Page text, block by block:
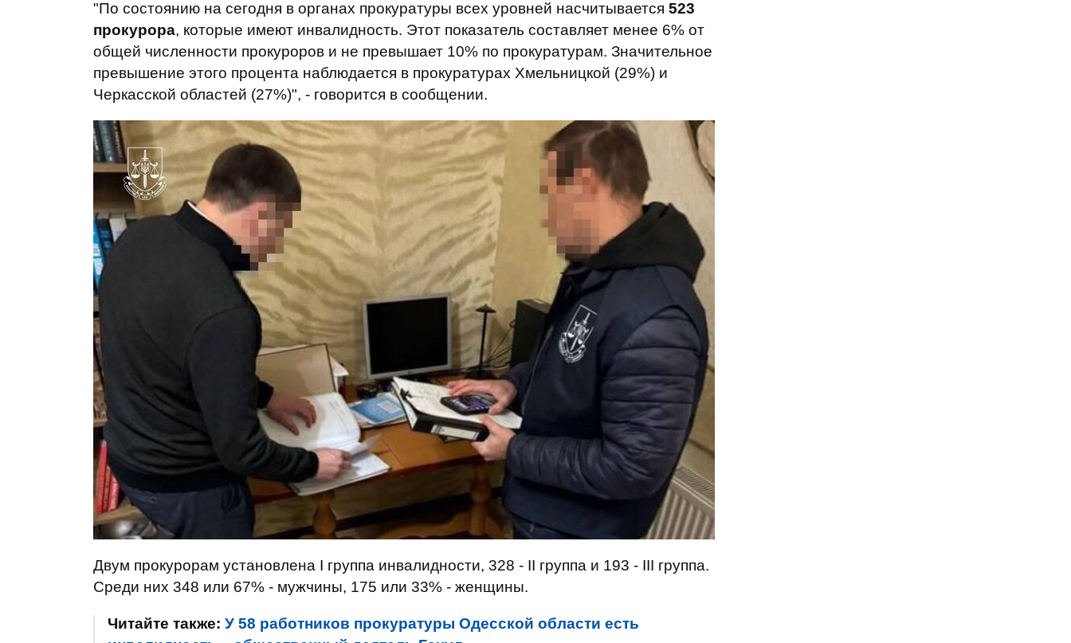
"По состоянию на сегодня в органах прокуратуры всех уровней насчитывается 523
прокурора, которые имеют инвалидность. Этот показатель составляет менее 6% от
общей численности прокуроров и не превышает 10% по прокуратурам. Значительное
превышение этого процента наблюдается в прокуратурах Хмельницкой (29%) и
Черкасской областей (27%)", - говорится в сообщении.
Двум прокурорам установлена І группа инвалидности, 328 - ІІ группа и 193 - ІІІ группа.
Среди них 348 или 67% - мужчины, 175 или 33% - женщины.
Читайте также: У 58 работников прокуратуры Одесской области есть